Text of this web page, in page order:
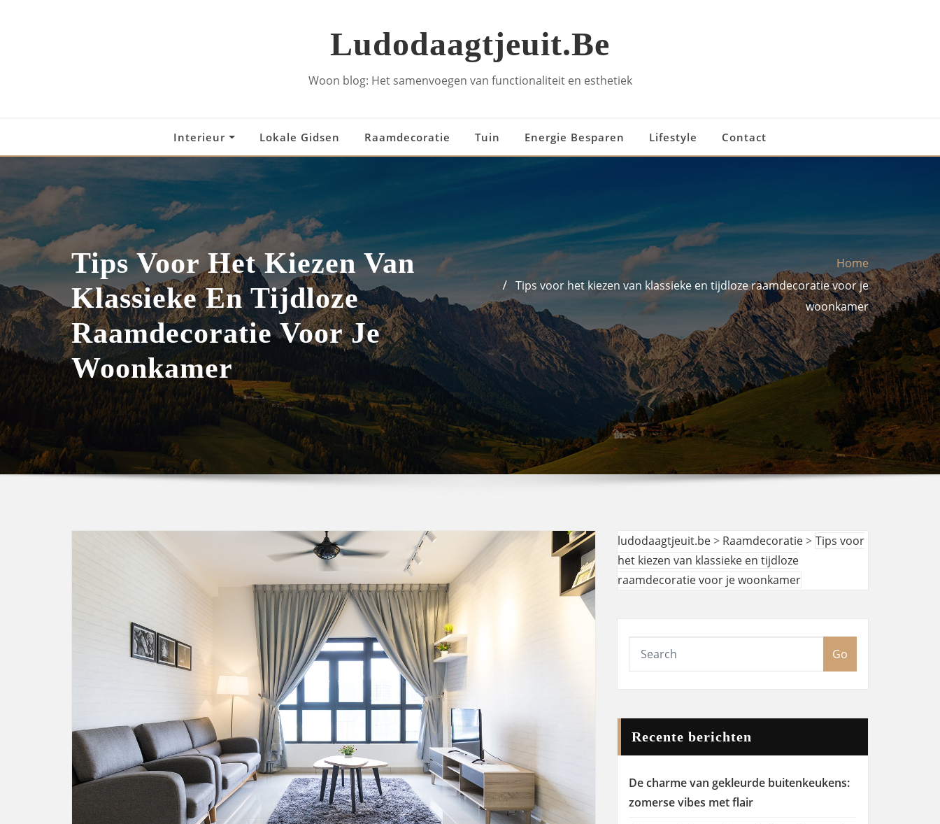
Ludodaagtjeuit.be
Woon blog: Het samenvoegen van functionaliteit en esthetiek
Interieur Lokale Gidsen Raamdecoratie Tuin Energie Besparen Lifestyle Contact
Tips Voor Het Kiezen Van
Klassieke En Tijdloze
Raamdecoratie Voor Je
Woonkamer
Home
Tips voor het kiezen van klassieke en tijdloze raamdecoratie voor je
woonkamer
ludodaagtjeuit.be> Raamdecoratie> Tips voor
het kiezen van klassieke en tijdloze
raamdecoratie voor je woonkamer
Go
Recente berichten
De charme van gekleurde buitenkeukens:
zomerse vibes met flair